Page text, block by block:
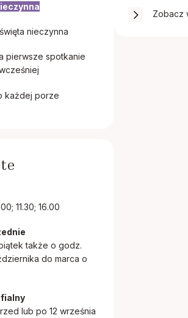
nieczynna
pierwsze spotkanie
każdej porze
11.30; 16.00
także o godz.
do marca o
lub po 12 września
Zobacz